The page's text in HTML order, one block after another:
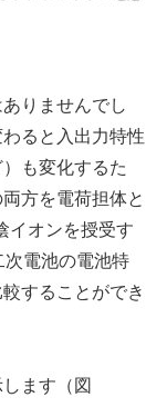
りませんでし
ると入出力特性
も変化するた
方を電荷担体と
イオンを授受す
電池の電池特
することができ
ます（図